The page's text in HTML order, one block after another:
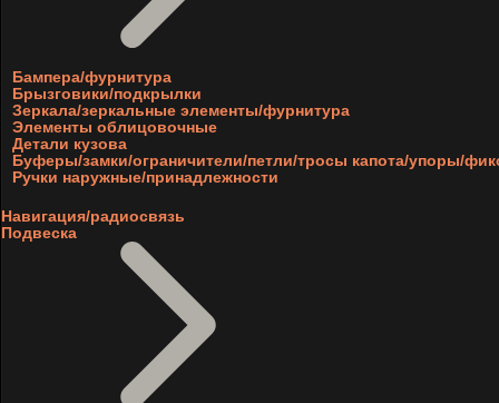
Бампера/фурнитура
Брызговики/подкрылки
Зеркала/зеркальные элементы/фурнитура
Элементы облицовочные
Детали кузова
Буферы/замки/ограничители/петли/тросы капота/упоры/
Ручки наружные/принадлежности
Навигация/радиосвязь
Подвеска